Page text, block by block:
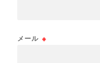
メール ※